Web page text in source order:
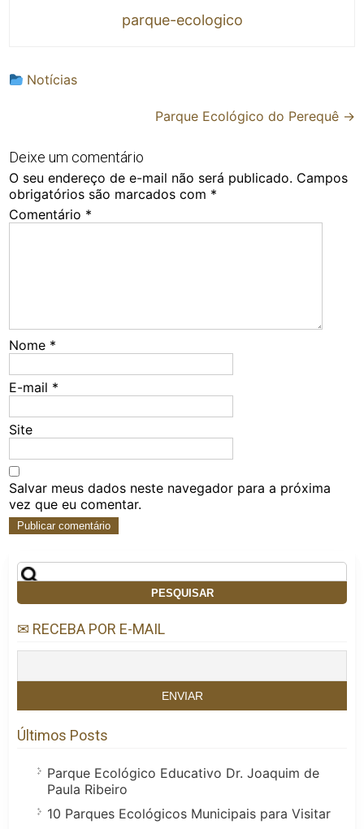
parque-ecologico
Notícias
Parque Ecológico do Perequê →
Deixe um comentário
O seu endereço de e-mail não será publicado. Campos
obrigatórios são marcados com *
Comentário *
Nome *
E-mail *
Site
Salvar meus dados neste navegador para a próxima
vez que eu comentar.
Pesquisar
por:
✉ RECEBA POR E-MAIL
Últimos Posts
Parque Ecológico Educativo Dr. Joaquim de
Paula Ribeiro
10 Parques Ecológicos Municipais para Visitar